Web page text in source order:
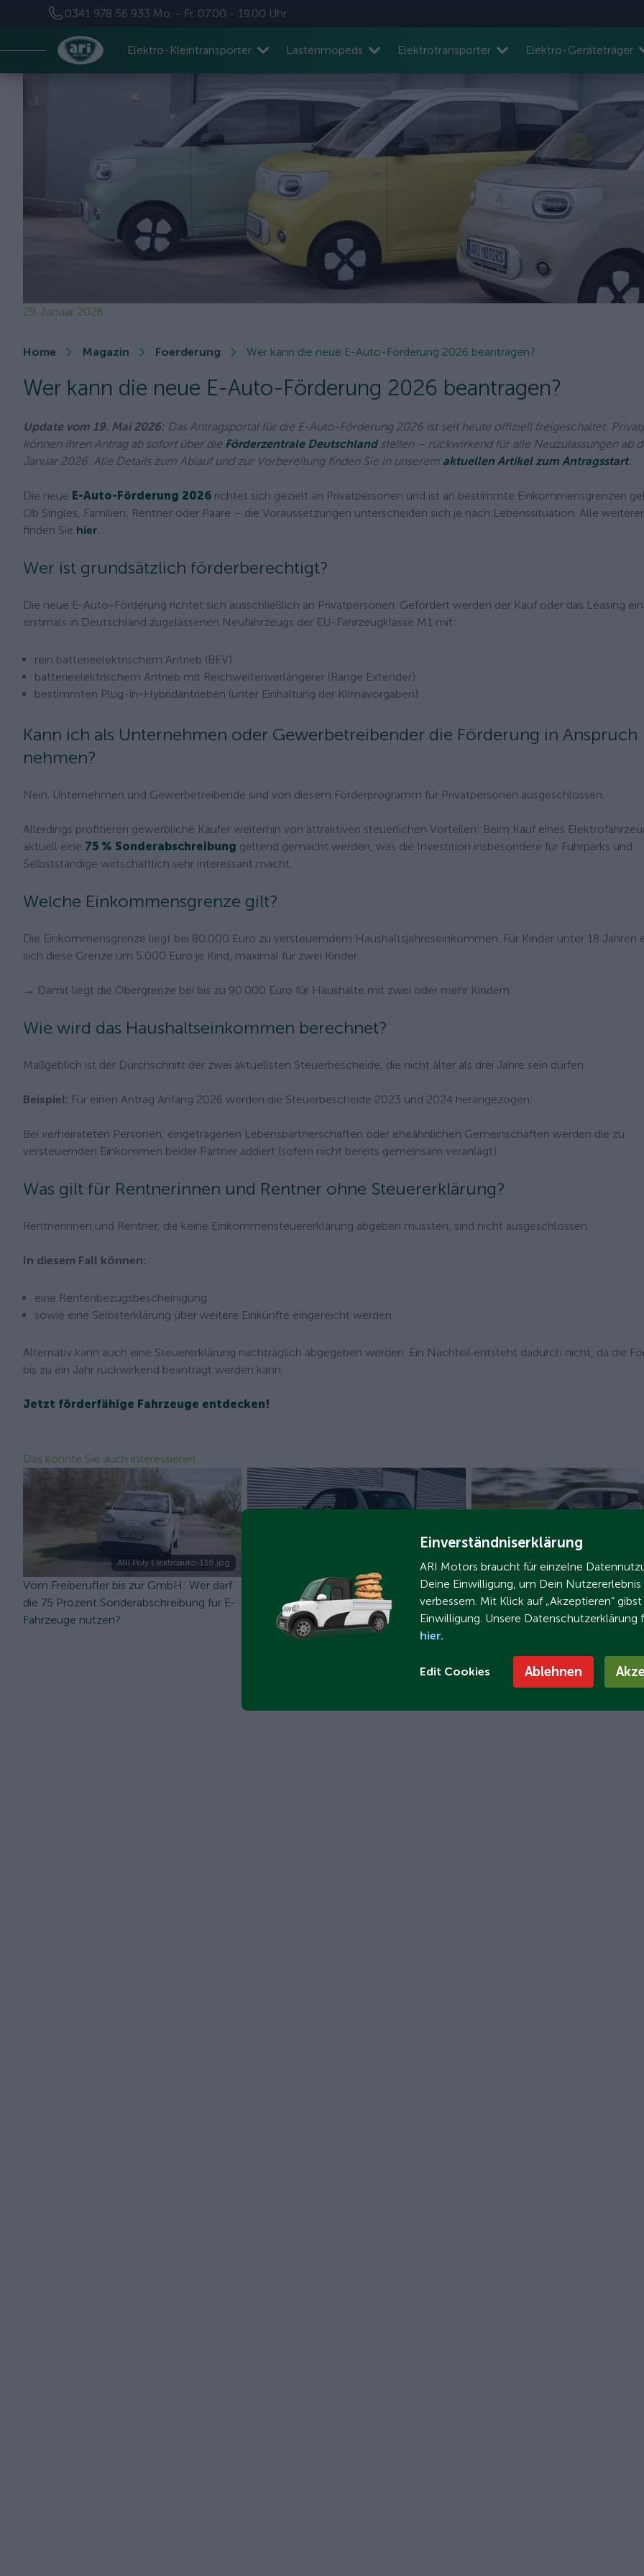
0341 978 56 933 Mo. - Fr. 07.00 - 19.00 Uhr
Elektro-Kleintransporter Lastenmopeds Elektrotransporter Elektro-Geräteträger
29. Januar 2026
Home Magazin Foerderung Wer kann die neue E-Auto-Förderung 2026 beantragen?
Wer kann die neue E-Auto-Förderung 2026 beantragen?
Update vom 19. Mai 2026: Das Antragsportal für die E-Auto-Förderung 2026 ist seit heute offiziell freigeschaltet.
können ihren Antrag ab sofort über die Förderzentrale Deutschlandstellen – rückwirkend für alle Neuzulassungen ab
Januar 2026. Alle Details zum Ablauf und zur Vorbereitung finden Sie in unserem aktuellen Artikel zum Antragsstart.
Die neue E-Auto-Förderung 2026 richtet sich gezielt an Privatpersonen und ist an bestimmte Einkommensgrenzen
Ob Singles, Familien, Rentner oder Paare – die Voraussetzungen unterscheiden sich je nach Lebenssituation. Alle
finden Sie hier.
Wer ist grundsätzlich förderberechtigt?
Die neue E-Auto-Förderung richtet sich ausschließlich an Privatpersonen. Gefördert werden der Kauf oder das Leasing
erstmals in Deutschland zugelassenen Neufahrzeugs der EU-Fahrzeugklasse M1 mit:
rein batterieelektrischem Antrieb (BEV)
batterieelektrischem Antrieb mit Reichweitenverlängerer (Range Extender)
bestimmten Plug-in-Hybridantrieben (unter Einhaltung der Klimavorgaben).
Kann ich als Unternehmen oder Gewerbetreibender die Förderung in Anspruch
nehmen?
Nein. Unternehmen und Gewerbetreibende sind von diesem Förderprogramm für Privatpersonen ausgeschlossen.
Allerdings profitieren gewerbliche Käufer weiterhin von attraktiven steuerlichen Vorteilen: Beim Kauf eines
aktuell eine 75 % Sonderabschreibung geltend gemacht werden, was die Investition insbesondere für Fuhrparks und
Selbstständige wirtschaftlich sehr interessant macht.
Welche Einkommensgrenze gilt?
Die Einkommensgrenze liegt bei 80.000 Euro zu versteuerndem Haushaltsjahreseinkommen. Für Kinder unter 18 Jahren
sich diese Grenze um 5.000 Euro je Kind, maximal für zwei Kinder.
→ Damit liegt die Obergrenze bei bis zu 90.000 Euro für Haushalte mit zwei oder mehr Kindern.
Wie wird das Haushaltseinkommen berechnet?
Maßgeblich ist der Durchschnitt der zwei aktuellsten Steuerbescheide, die nicht älter als drei Jahre sein dürfen.
Beispiel: Für einen Antrag Anfang 2026 werden die Steuerbescheide 2023 und 2024 herangezogen.
Bei verheirateten Personen, eingetragenen Lebenspartnerschaften oder eheähnlichen Gemeinschaften werden die zu
versteuernden Einkommen beider Partner addiert (sofern nicht bereits gemeinsam veranlagt).
Was gilt für Rentnerinnen und Rentner ohne Steuererklärung?
Rentnerinnen und Rentner, die keine Einkommensteuererklärung abgeben mussten, sind nicht ausgeschlossen.
In diesem Fall können:
eine Rentenbezugsbescheinigung
sowie eine Selbsterklärung über weitere Einkünfte eingereicht werden.
Alternativ kann auch eine Steuererklärung nachträglich abgegeben werden. Ein Nachteil entsteht dadurch nicht, da die
bis zu ein Jahr rückwirkend beantragt werden kann.
Jetzt förderfähige Fahrzeuge entdecken!
Das könnte Sie auch interessieren
ARI Poly Elektroauto-136.jpg
Vom Freiberufler bis zur GmbH: Wer darf
die 75 Prozent Sonderabschreibung für E-
Fahrzeuge nutzen?
Investitionsbooster 2025:
Sonderabschreibung gilt auch für
Gebrauchtwagen – ARI Motors bietet
passende Modelle
AI
E-Auto-Förderung 2026: Bis zu
Prämie für ARI Poly & ARI Bruni
Einverständniserklärung
ARI Motors braucht für einzelne
Deine Einwilligung, um Dein Nutzererlebnis
verbessern. Mit Klick auf „Akzeptieren“
Einwilligung. Unsere Datenschutzerklärung
hier.
Edit Cookies Ablehnen